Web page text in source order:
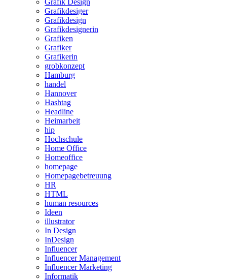
Grafikdesiger
Grafikdesign
Grafikdesignerin
Grafiken
Grafiker
Grafikerin
grobkonzept
Hamburg
handel
Hannover
Hashtag
Headline
Heimarbeit
hip
Hochschule
Home Office
Homeoffice
homepage
Homepagebetreuung
HR
HTML
human resources
Ideen
illustrator
In Design
InDesign
Influencer
Influencer Management
Influencer Marketing
Informatik